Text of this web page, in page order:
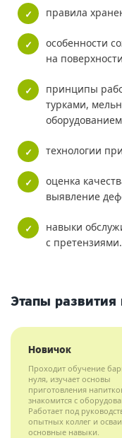
правила
особенности
на
принципы
турками,
технологии
оценка
выявление
навыки
с претензиями.
Этапы развития
Новичок
Проходит обучение
нуля, изучает основы
приготовления
знакомится с
Работает под
опытных коллег и
основные навыки.